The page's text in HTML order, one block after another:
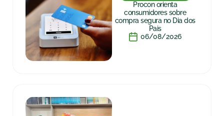
Procon orienta
consumidores sobre
compra segura no Dia dos
Pais
06/08/2026